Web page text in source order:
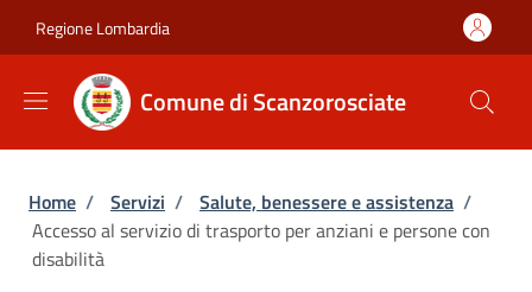
Regione Lombardia
Comune di Scanzorosciate
Briciole di pane
Home / Servizi / Salute, benessere e assistenza /
Accesso al servizio di trasporto per anziani e persone con
disabilità